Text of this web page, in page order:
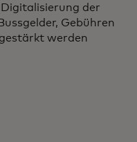
der
Gebühren
werden